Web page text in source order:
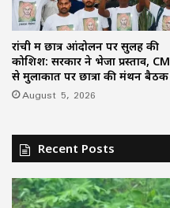
रांची में छात्र आंदोलन पर सुलह की
कोशिश: सरकार ने भेजा प्रस्ताव, CM
से मुलाकात पर छात्रों की मंथन बैठक
August 5, 2026
Recent Posts